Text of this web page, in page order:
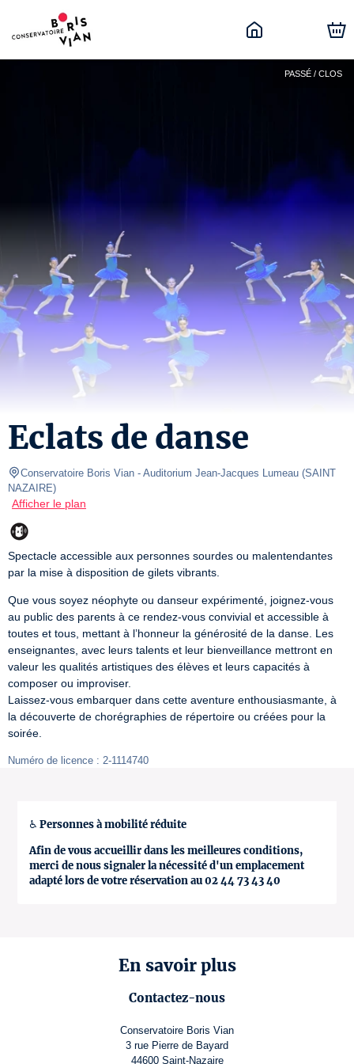
PASSÉ / CLOS
Eclats de danse
Conservatoire Boris Vian - Auditorium Jean-Jacques Lumeau (SAINT
NAZAIRE)
Afficher le plan
Spectacle accessible aux personnes sourdes ou malentendantes
par la mise à disposition de gilets vibrants.
Que vous soyez néophyte ou danseur expérimenté, joignez-vous
au public des parents à ce rendez-vous convivial et accessible à
toutes et tous, mettant à l’honneur la générosité de la danse. Les
enseignantes, avec leurs talents et leur bienveillance mettront en
valeur les qualités artistiques des élèves et leurs capacités à
composer ou improviser.
Laissez-vous embarquer dans cette aventure enthousiasmante, à
la découverte de chorégraphies de répertoire ou créées pour la
soirée.
Numéro de licence : 2-1114740
♿ Personnes à mobilité réduite
Afin de vous accueillir dans les meilleures conditions,
merci de nous signaler la nécessité d'un emplacement
adapté lors de votre réservation au 02 44 73 43 40
En savoir plus
Contactez-nous
Conservatoire Boris Vian
3 rue Pierre de Bayard
44600 Saint-Nazaire